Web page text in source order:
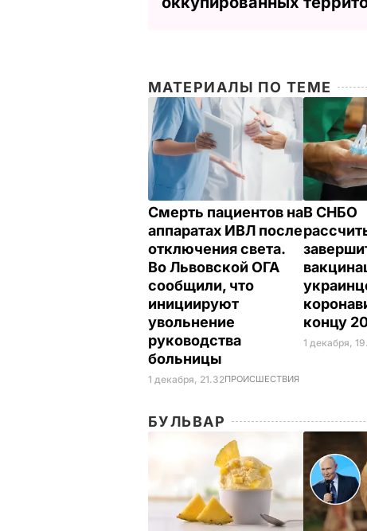
МАТЕРИАЛЫ ПО ТЕМЕ
Смерть пациентов на
аппаратах ИВЛ после
отключения света.
Во Львовской ОГА
сообщили, что
инициируют
увольнение
руководства
больницы
1 декабря, 21.32ПРОИСШЕСТВИЯ
В СНБО
концу
1 декабря,
БУЛЬВАР